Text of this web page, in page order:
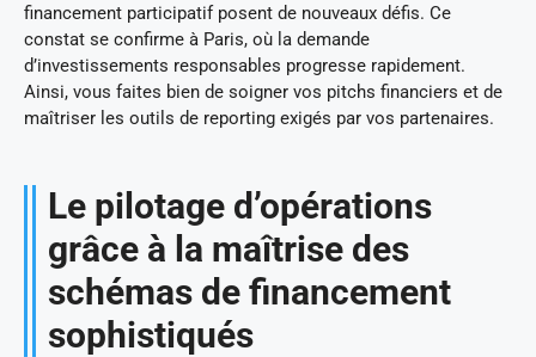
financement participatif posent de nouveaux défis. Ce
constat se confirme à Paris, où la demande
d’investissements responsables progresse rapidement.
Ainsi, vous faites bien de soigner vos pitchs financiers et de
maîtriser les outils de reporting exigés par vos partenaires.
Le pilotage d’opérations
grâce à la maîtrise des
schémas de financement
sophistiqués